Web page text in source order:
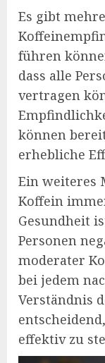
Es gibt
führen
dass alle
vertragen
können
erhebliche
Ein weiteres
Koffein
Gesundheit
Personen
moderater
bei jedem
Verständnis
effektiv zu